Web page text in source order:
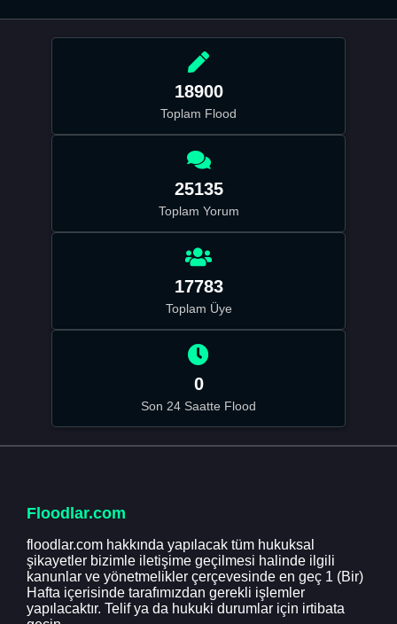
18900
Toplam Flood
25135
Toplam Yorum
17783
Toplam Üye
0
Son 24 Saatte Flood
Floodlar.com
floodlar.com hakkında yapılacak tüm hukuksal
şikayetler bizimle iletişime geçilmesi halinde ilgili
kanunlar ve yönetmelikler çerçevesinde en geç 1 (Bir)
Hafta içerisinde tarafımızdan gerekli işlemler
yapılacaktır. Telif ya da hukuki durumlar için irtibata